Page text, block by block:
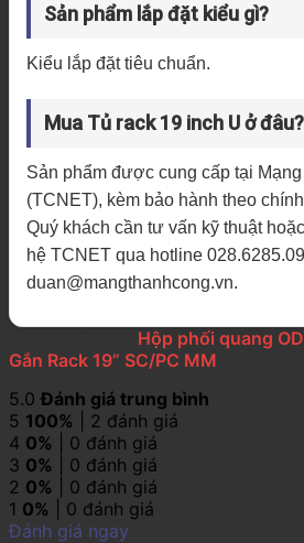
Sản phẩm lắp đặt kiểu gì?
Kiểu lắp đặt tiêu chuẩn.
Mua Tủ rack 19 inch U ở đâu?
Sản phẩm được cung cấp tại
(TCNET), kèm bảo hành theo
Quý khách cần tư vấn kỹ thuật
hệ TCNET qua hotline
duan@mangthanhcong.vn.
Hộp phối quang
Gắn Rack 19” SC/PC MM
5.0Đánh giá trung bình
5 100% | 2 đánh giá
4 0% | 0 đánh giá
3 0% | 0 đánh giá
2 0% | 0 đánh giá
1 0% | 0 đánh giá
Đánh giá ngay